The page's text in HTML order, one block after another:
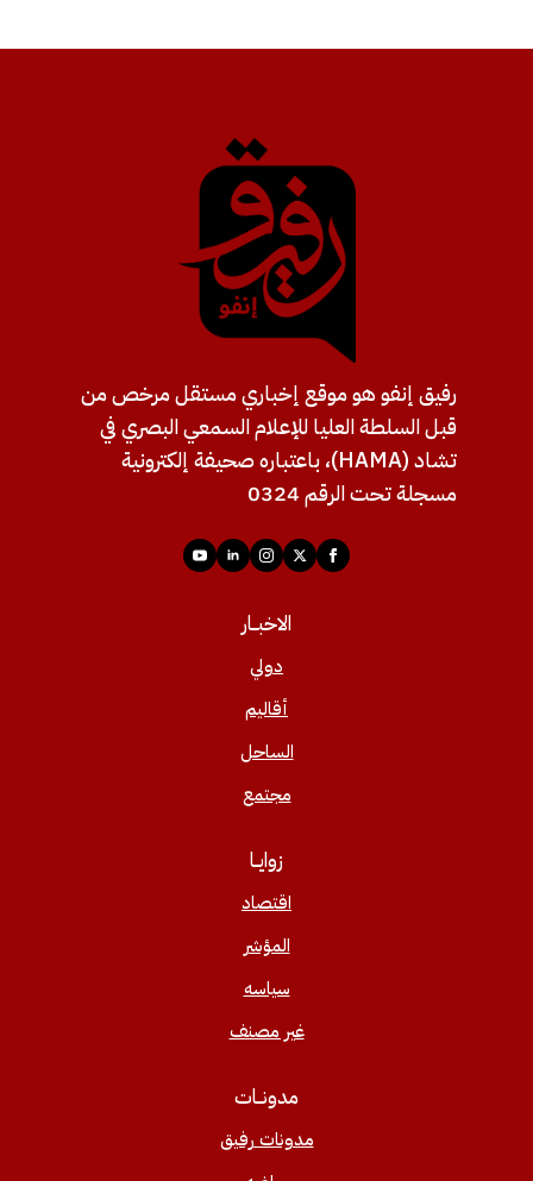
رفيق إنفو هو موقع إخباري مستقل مرخص من
قبل السلطة العليا للإعلام السمعي البصري في
تشاد (HAMA)، باعتباره صحيفة إلكترونية
مسجلة تحت الرقم 0324
الاخبــار
دولي
أقاليم
الساحل
مجتمع
زوايــا
اقتصاد
المؤشر
سياسه
غير مصنف
مدونــات
مدونات رفيق